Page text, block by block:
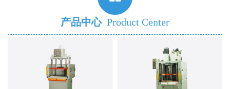
产品中心 Product Center